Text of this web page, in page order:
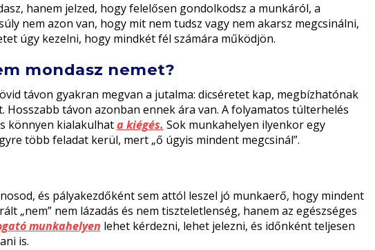
hanem jelzed, hogy felelősen gondolkodsz a munkáról, a
nem azon van, hogy mit nem tudsz vagy nem akarsz megcsinálni,
úgy kezelni, hogy mindkét fél számára működjön.
mondasz nemet?
távon gyakran megvan a jutalma: dicséretet kap, megbízhatónak
Hosszabb távon azonban ennek ára van. A folyamatos túlterhelés
könnyen kialakulhata kiégés. Sok munkahelyen ilyenkor egy
több feladat kerül, mert „ő úgyis mindent megcsinál”.
és pályakezdőként sem attól leszel jó munkaerő, hogy mindent
„nem” nem lázadás és nem tiszteletlenség, hanem az egészséges
munkahelyen lehet kérdezni, lehet jelezni, és időnként teljesen
is.